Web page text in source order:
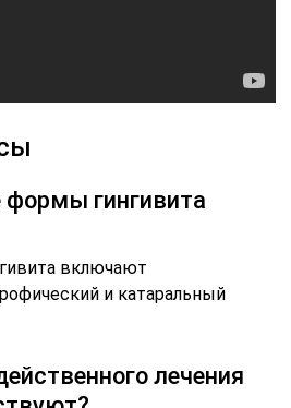
гингивита
включают
и катаральный
лечения